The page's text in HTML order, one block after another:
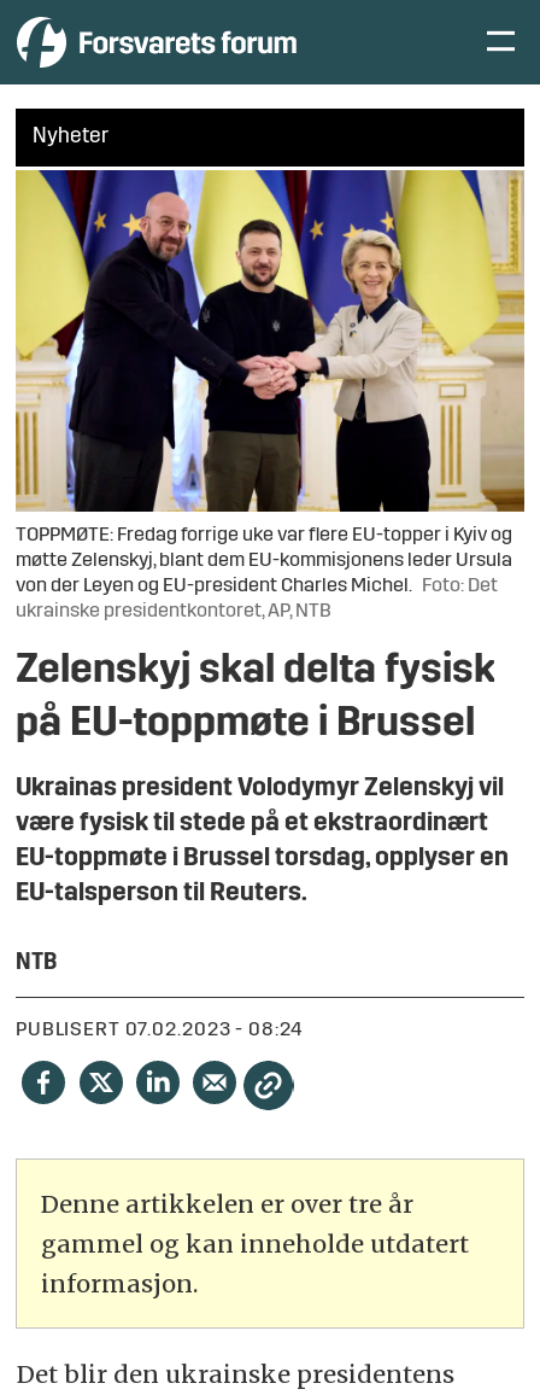
Nyheter
TOPPMØTE: Fredag forrige uke var flere EU-topper i Kyiv og
møtte Zelenskyj, blant dem EU-kommisjonens leder Ursula
von der Leyen og EU-president Charles Michel.
Foto: Det
ukrainske presidentkontoret, AP, NTB
Zelenskyj skal delta fysisk
på EU-toppmøte i Brussel
Ukrainas president Volodymyr Zelenskyj vil
være fysisk til stede på et ekstraordinært
EU-toppmøte i Brussel torsdag, opplyser en
EU-talsperson til Reuters.
NTB
PUBLISERT 07.02.2023 - 08:24
Denne artikkelen er over tre år
gammel og kan inneholde utdatert
informasjon.
Det blir den ukrainske presidentens